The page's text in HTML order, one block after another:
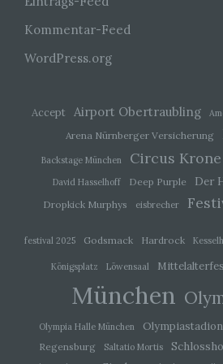
Kommentar-Feed
WordPress.org
Accept Airport Obertraubling
Arena Nürnberger Versicherung
Backstage München Circus Krone
David Hasselhoff
Deep Purple Der
Dropkick Murphys eisbrecher
festival 2025 Godsmack Hardrock
Königsplatz Löwensaal
München
Olympia Halle München Olympiastadion
Regensburg Saltatio Mortis
der betroffenen Person,
dem Auftragsverarbeiter und
unter der unmittelbaren
befugt sind, die
verarbeiten.
Einwilligung ist jede von der
freiwillig für den bestimmten
Weise und
Willensbekundung in Form
Handlung, mit der die
verstehen gibt, dass sie mit
sie betreffenden